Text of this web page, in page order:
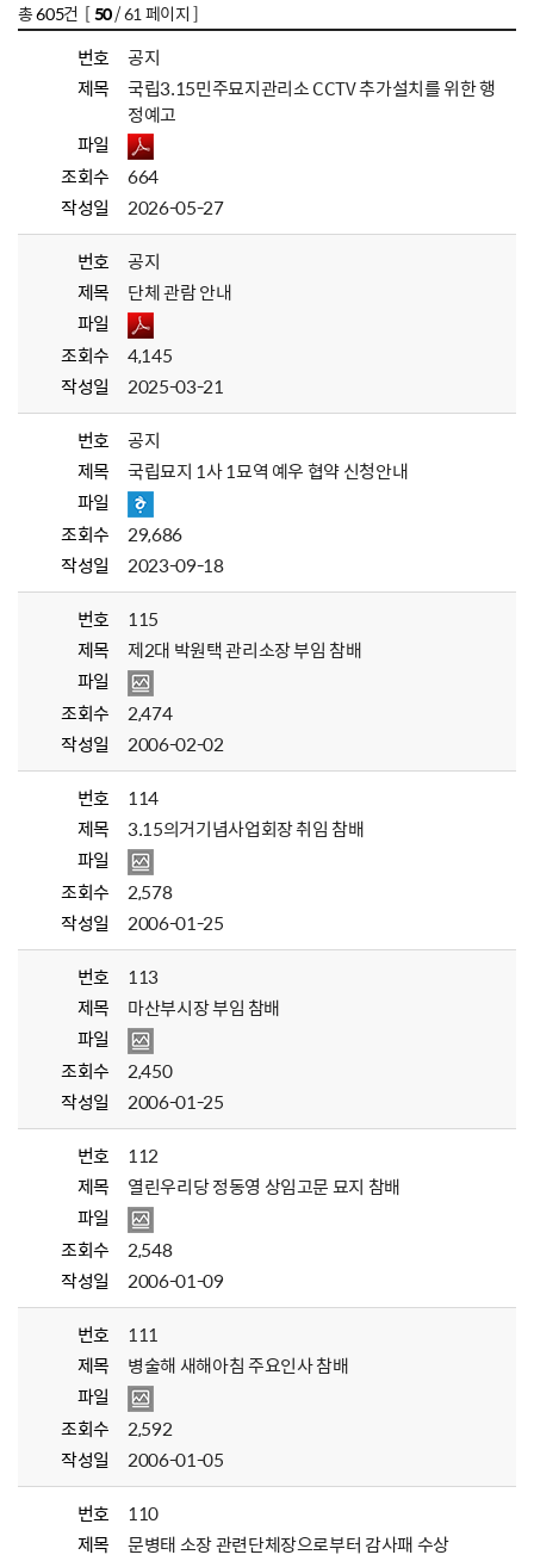
총605건 [50/ 61 페이지 ]
번호
공지
제목
국립3.15민주묘지관리소 CCTV 추가설치를 위한 행
정예고
파일
조회수
664
작성일
2026-05-27
번호
공지
제목
단체 관람 안내
파일
조회수
4,145
작성일
2025-03-21
번호
공지
제목
국립묘지 1사 1묘역 예우 협약 신청안내
파일
조회수
29,686
작성일
2023-09-18
번호
115
제목
제2대 박원택 관리소장 부임 참배
파일
조회수
2,474
작성일
2006-02-02
번호
114
제목
3.15의거기념사업회장 취임 참배
파일
조회수
2,578
작성일
2006-01-25
번호
113
제목
마산부시장 부임 참배
파일
조회수
2,450
작성일
2006-01-25
번호
112
제목
열린우리당 정동영 상임고문 묘지 참배
파일
조회수
2,548
작성일
2006-01-09
번호
111
제목
병술해 새해아침 주요인사 참배
파일
조회수
2,592
작성일
2006-01-05
번호
110
제목
문병태 소장 관련단체장으로부터 감사패 수상